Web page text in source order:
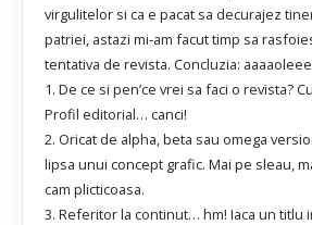
virgulitelor si ca e pacat sa decurajez
patriei, astazi mi-am facut timp sa
tentativa de revista. Concluzia:
1. De ce si pen’ce vrei sa faci o revista?
Profil editorial… canci!
2. Oricat de alpha, beta sau omega
lipsa unui concept grafic. Mai pe sleau,
cam plicticoasa.
3. Referitor la continut… hm! Iaca un titlu